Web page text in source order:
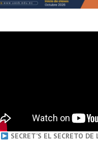
SECRET’S EL SECRETO DE